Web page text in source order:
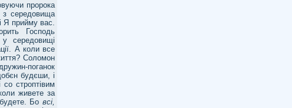
пророка
з середовища
Я прийму вас.
Господь
середовищі
А коли все
Соломон
поганок
будєши, і
строптівим
живете за
Бо всі,